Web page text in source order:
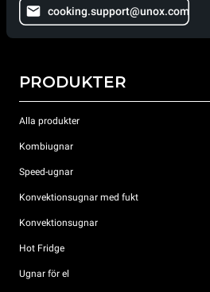
cooking.support@unox.com
PRODUKTER
Alla produkter
Kombiugnar
Speed-ugnar
Konvektionsugnar med fukt
Konvektionsugnar
Hot Fridge
Ugnar för el